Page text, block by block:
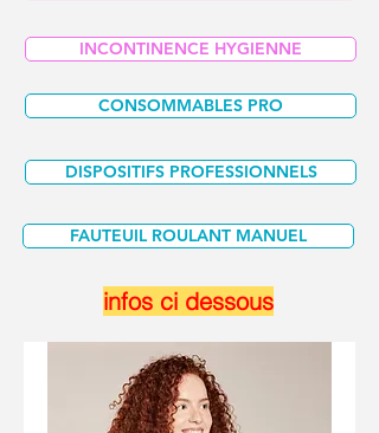
DISPOSITIFS PROFESSIONNELS
INCONTINENCE HYGIENNE
CONSOMMABLES PRO
FAUTEUIL ROULANT MANUEL
infos ci dessous